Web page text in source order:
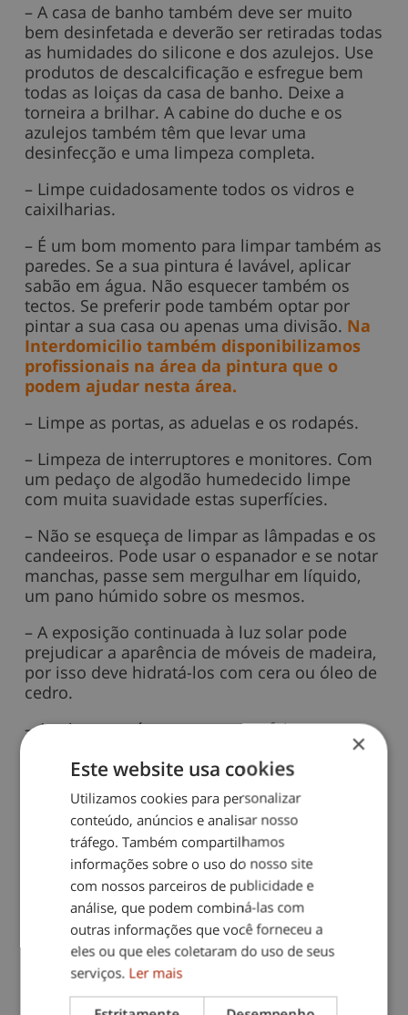
– A casa de banho também deve ser muito
bem desinfetada e deverão ser retiradas todas
as humidades do silicone e dos azulejos. Use
produtos de descalcificação e esfregue bem
todas as loiças da casa de banho. Deixe a
torneira a brilhar. A cabine do duche e os
azulejos também têm que levar uma
desinfecção e uma limpeza completa.
– Limpe cuidadosamente todos os vidros e
caixilharias.
– É um bom momento para limpar também as
paredes​​. Se a sua pintura é lavável, aplicar
sabão em água. Não esquecer também os
tectos. Se preferir pode também optar por
pintar a sua casa ou apenas uma divisão. Na
Interdomicilio também disponibilizamos
profissionais na área da pintura que o
podem ajudar nesta área.
– Limpe as portas, as aduelas e os rodapés.
– Limpeza de interruptores e monitores. Com
um pedaço de algodão humedecido limpe
com muita suavidade estas superfícies.
– Não se esqueça de limpar as lâmpadas e os
candeeiros. Pode usar o espanador e se notar
manchas, passe sem mergulhar em líquido,
um pano húmido sobre os mesmos.
– A exposição continuada à luz solar pode
prejudicar a aparência de móveis de madeira,
por isso deve hidratá-los com cera ou óleo de
cedro.
– A primavera é o momento perfeito para
deixar para trás os cortinados obsoletos, para
dar uma limpeza profunda nas cadeiras e nos
– Aproveite também para fazer uma mudança
no guarda-roupa, guardando tudo o que não
vai usar nesta temporada de calor. Assim,
pode aproveitar a oportunidade para limpar
estas divisórias.
– Continuando com este ritmo aproveite para
remover todos os utensílios, revistas e
documentos que não usa, assim vai acabar
por optimizar o espaço em sua casa, e
×
Este website usa cookies
Utilizamos cookies para personalizar
conteúdo, anúncios e analisar nosso
tráfego. Também compartilhamos
informações sobre o uso do nosso site
com nossos parceiros de publicidade e
análise, que podem combiná-las com
outras informações que você forneceu a
eles ou que eles coletaram do uso de seus
serviços. Ler mais